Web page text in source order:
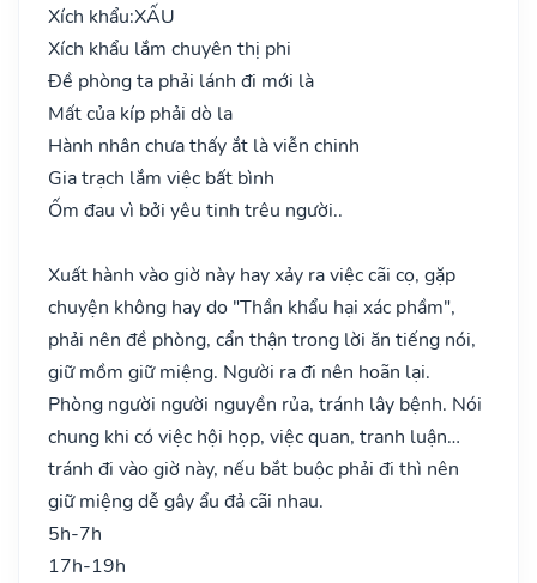
Xích khẩu:XẤU
Xích khẩu lắm chuyên thị phi
Đề phòng ta phải lánh đi mới là
Mất của kíp phải dò la
Hành nhân chưa thấy ắt là viễn chinh
Gia trạch lắm việc bất bình
Ốm đau vì bởi yêu tinh trêu người..
Xuất hành vào giờ này hay xảy ra việc cãi cọ, gặp
chuyện không hay do "Thần khẩu hại xác phầm",
phải nên đề phòng, cẩn thận trong lời ăn tiếng nói,
giữ mồm giữ miệng. Người ra đi nên hoãn lại.
Phòng người người nguyền rủa, tránh lây bệnh. Nói
chung khi có việc hội họp, việc quan, tranh luận…
tránh đi vào giờ này, nếu bắt buộc phải đi thì nên
giữ miệng dễ gây ẩu đả cãi nhau.
5h-7h
17h-19h